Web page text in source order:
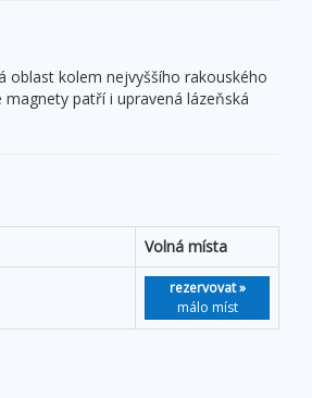
oblast kolem nejvyššího rakouského
patří i upravená lázeňská
Volná místa
rezervovat »
málo míst